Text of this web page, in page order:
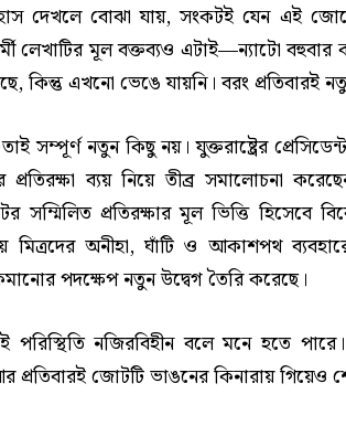
দেখলে বোঝা যায়, সংকটই যেন এই
লেখাটির মূল বক্তব্যও এটাই—ন্যাটো
কিন্তু এখনো ভেঙে যায়নি। বরং প্রতিবারই
নতুন কিছু নয়। যুক্তরাষ্ট্রের প্রেসিডেন্ট
প্রতিরক্ষা ব্যয় নিয়ে তীব্র সমালোচনা
সম্মিলিত প্রতিরক্ষার মূল ভিত্তি হিসেবে
অনীহা, ঘাঁটি ও আকাশপথ ব্যবহারে
পদক্ষেপ নতুন উদ্বেগ তৈরি করেছে।
নজিরবিহীন বলে মনে হতে
জোটটি ভাঙনের কিনারায় গিয়েও